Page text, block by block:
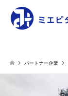
パートナー企業